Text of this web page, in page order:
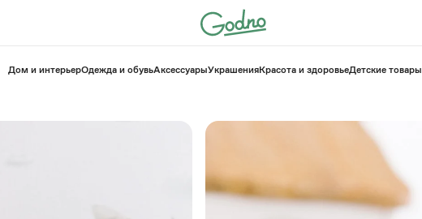
⁠Дом и интерьерОдежда и обувьАксессуарыУкрашенияКрасота и здоровье⁠Детские товары